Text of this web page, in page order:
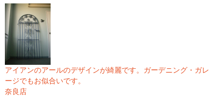
アイアンのアールのデザインが綺麗です。ガーデニング・ガレ
ージでもお似合いです。
奈良店